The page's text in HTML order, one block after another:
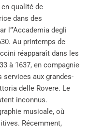
qualité de
dans des
l”’Accademia degli
Au printemps de
réapparaît dans les
à 1637, en compagnie
aux grandes-
delle Rovere. Le
inconnus.
musicale, où
Récemment,